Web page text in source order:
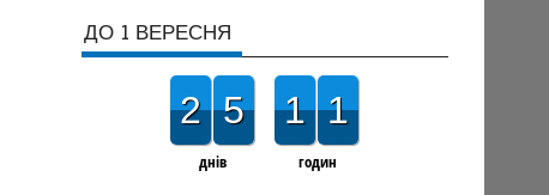
ДО 1 ВЕРЕСНЯ
2 5
днів
1 1
годин